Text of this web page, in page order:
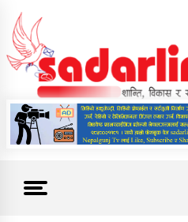
content
News For Nepal